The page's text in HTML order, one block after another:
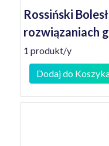
Rossiński
rozwiązaniach
1 produkt/y
Dodaj do